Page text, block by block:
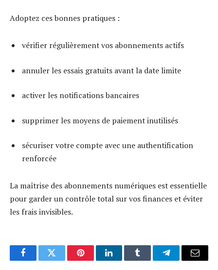
Adoptez ces bonnes pratiques :
vérifier régulièrement vos abonnements actifs
annuler les essais gratuits avant la date limite
activer les notifications bancaires
supprimer les moyens de paiement inutilisés
sécuriser votre compte avec une authentification
renforcée
La maîtrise des abonnements numériques est essentielle
pour garder un contrôle total sur vos finances et éviter
les frais invisibles.
FacebookTwitter PinterestLinkedInTumblr TelegramE-